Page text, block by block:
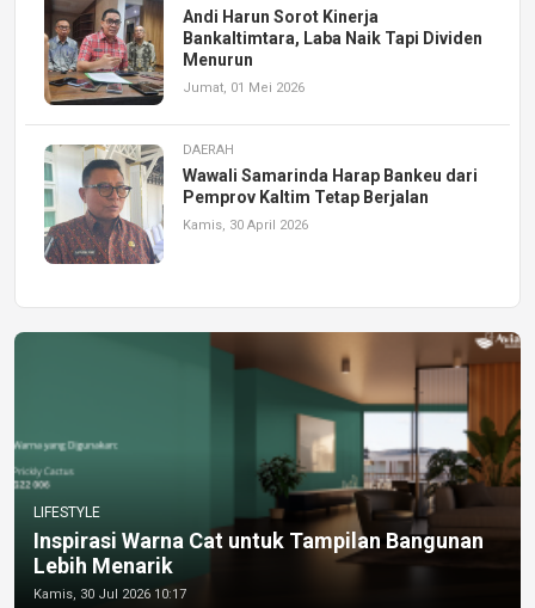
Andi Harun Sorot Kinerja
Bankaltimtara, Laba Naik Tapi Dividen
Menurun
Jumat, 01 Mei 2026
DAERAH
Wawali Samarinda Harap Bankeu dari
Pemprov Kaltim Tetap Berjalan
Kamis, 30 April 2026
LIFESTYLE
Inspirasi Warna Cat untuk Tampilan Bangunan
Lebih Menarik
Kamis, 30 Jul 2026 10:17